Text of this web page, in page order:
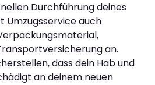
Durchführung deines
Umzugsservice auch
an.
dass dein Hab und
an deinem neuen